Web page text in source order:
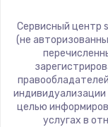
Сервисный центр
(не
целью
услугах в